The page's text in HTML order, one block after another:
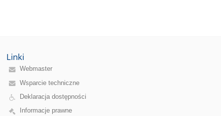
Linki
Webmaster
Wsparcie techniczne
Deklaracja dostępności
Informacje prawne